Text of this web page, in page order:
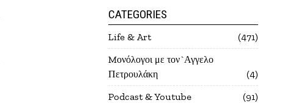
CATEGORIES
Life & Art
471
Mονόλογοι με τον`Αγγελο
Πετρουλάκη
4
Podcast & Youtube
91